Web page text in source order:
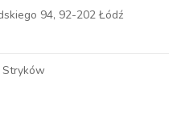
94, 92-202 Łódź